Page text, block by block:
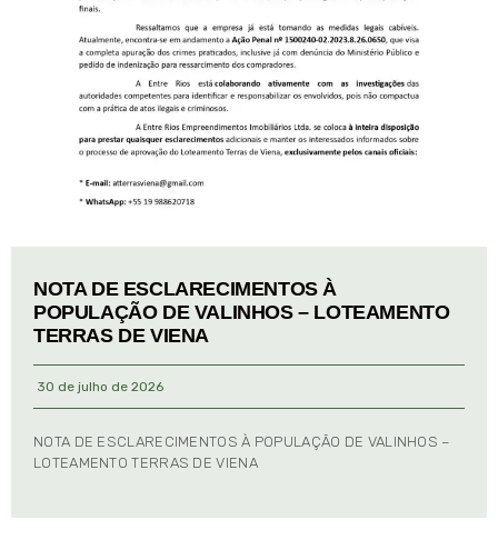
NOTA DE ESCLARECIMENTOS À
POPULAÇÃO DE VALINHOS – LOTEAMENTO
TERRAS DE VIENA
30 de julho de 2026
NOTA DE ESCLARECIMENTOS À POPULAÇÃO DE VALINHOS –
LOTEAMENTO TERRAS DE VIENA